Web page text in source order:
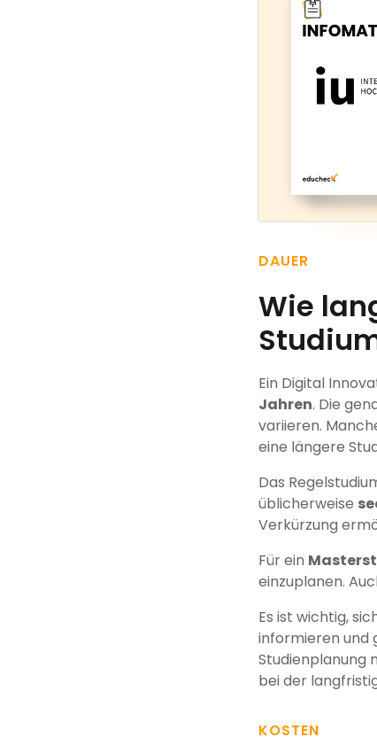
DAUER
Wie
Ein Digital
Jahren. Die
variieren.
eine längere
Das
üblicherweise
Verkürzung
Für ein
einzuplanen.
Es ist wichtig,
informieren und
Studienplanung
bei der
KOSTEN